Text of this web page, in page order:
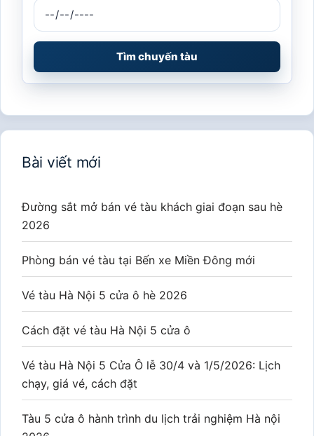
Tìm chuyến tàu
Bài viết mới
Đường sắt mở bán vé tàu khách giai đoạn sau hè
2026
Phòng bán vé tàu tại Bến xe Miền Đông mới
Vé tàu Hà Nội 5 cửa ô hè 2026
Cách đặt vé tàu Hà Nội 5 cửa ô
Vé tàu Hà Nội 5 Cửa Ô lễ 30/4 và 1/5/2026: Lịch
chạy, giá vé, cách đặt
Tàu 5 cửa ô hành trình du lịch trải nghiệm Hà nội